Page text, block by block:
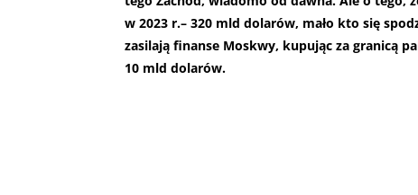
w 2023 r.– 320 mld dolarów, mało kto się
zasilają finanse Moskwy, kupując za granicą
10 mld dolarów.